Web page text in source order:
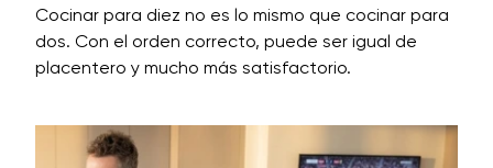
Cocinar para diez no es lo mismo que cocinar para
dos. Con el orden correcto, puede ser igual de
placentero y mucho más satisfactorio.